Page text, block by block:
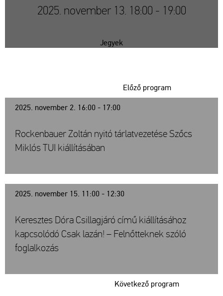
2025. november 13. 18:00 - 19:00
Jegyek
2025. november 2. 16:00 - 17:00
Előző program
Rockenbauer Zoltán nyitó tárlatvezetése Szőcs
Miklós TUI kiállításában
2025. november 15. 11:00 - 12:30
Következő program
Keresztes Dóra Csillagjáró című kiállításához
kapcsolódó Csak lazán! – Felnőtteknek szóló
foglalkozás